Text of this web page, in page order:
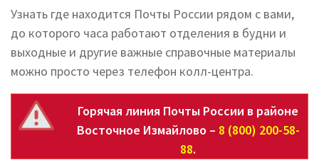
Узнать где находится Почты России рядом с вами,
до которого часа работают отделения в будни и
выходные и другие важные справочные материалы
можно просто через телефон колл-центра.
Горячая линия Почты России в районе
Восточное Измайлово – 8 (800) 200-58-
88.